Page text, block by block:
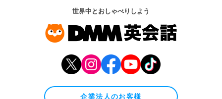
世界中とおしゃべりしよう
企業法人のお客様